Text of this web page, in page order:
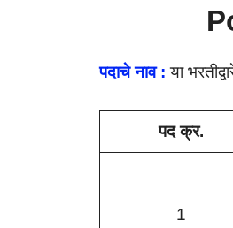
पदाचे नाव : या
पद क्र.
1